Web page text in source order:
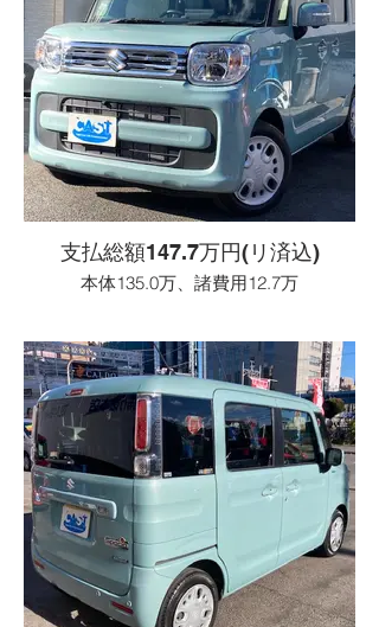
支払総額147.7万円(リ済込)
本体135.0万、諸費用12.7万